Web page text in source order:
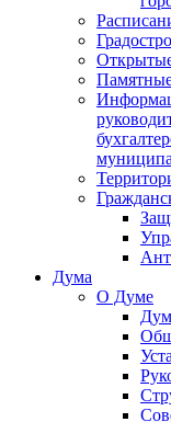
Дума
О Думе